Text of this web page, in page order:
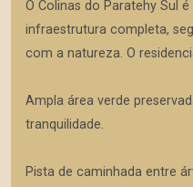
O Colinas do Paratehy Sul
infraestrutura completa,
com a natureza. O
Ampla área verde
tranquilidade.
Pista de caminhada entre